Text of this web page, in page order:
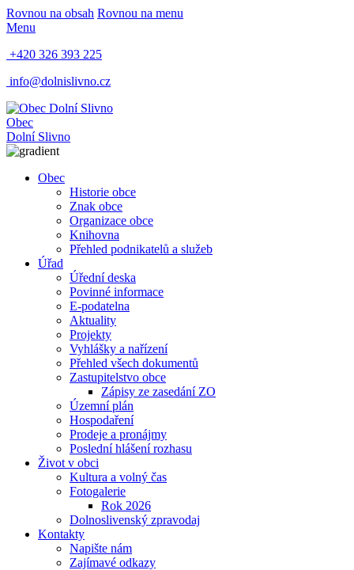
Rovnou na obsah Rovnou na menu
Menu
+420 326 393 225
info@dolnislivno.cz
Obec
Dolní Slivno
Obec
Historie obce
Znak obce
Organizace obce
Knihovna
Přehled podnikatelů a služeb
Úřad
Úřední deska
Povinné informace
E-podatelna
Aktuality
Projekty
Vyhlášky a nařízení
Přehled všech dokumentů
Zastupitelstvo obce
Zápisy ze zasedání ZO
Územní plán
Hospodaření
Prodeje a pronájmy
Poslední hlášení rozhasu
Život v obci
Kultura a volný čas
Fotogalerie
Rok 2026
Dolnoslivenský zpravodaj
Kontakty
Napište nám
Zajímavé odkazy